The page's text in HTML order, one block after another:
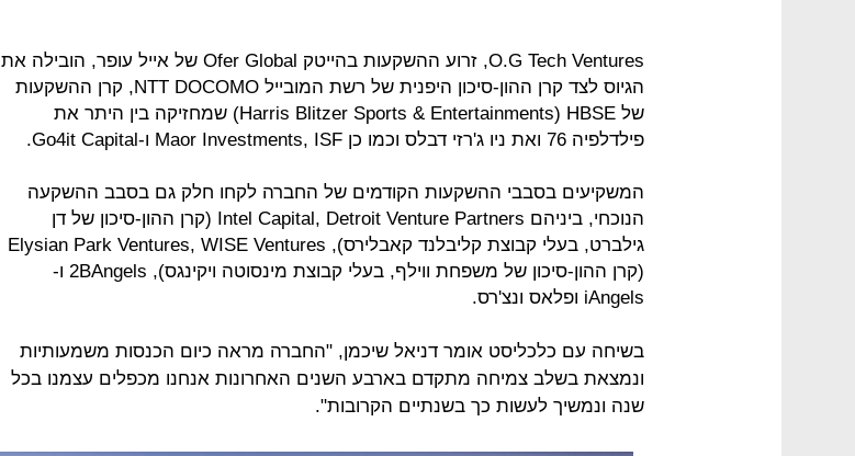
O.G Tech Ventures, זרוע ההשקעות בהייטק Ofer Global של אייל עופר, הובילה את
הגיוס לצד קרן ההון-סיכון היפנית של רשת המובייל NTT DOCOMO, קרן ההשקעות
של Harris Blitzer Sports & Entertainments) HBSE) שמחזיקה בין היתר את
פילדלפיה 76 ואת ניו ג'רזי דבלס וכמו כן Maor Investments, ISF ו-Go4it Capital.
המשקיעים בסבבי ההשקעות הקודמים של החברה לקחו חלק גם בסבב ההשקעה
הנוכחי, ביניהם Intel Capital, Detroit Venture Partners (קרן ההון-סיכון של דן
גילברט, בעלי קבוצת קליבלנד קאבלירס), Elysian Park Ventures, WISE Ventures
(קרן ההון-סיכון של משפחת ווילף, בעלי קבוצת מינסוטה ויקינגס), 2BAngels ו-
iAngels ופלאס ונצ'רס.
בשיחה עם כלכליסט אומר דניאל שיכמן, "החברה מראה כיום הכנסות משמעותיות
ונמצאת בשלב צמיחה מתקדם בארבע השנים האחרונות אנחנו מכפלים עצמנו בכל
שנה ונמשיך לעשות כך בשנתיים הקרובות".